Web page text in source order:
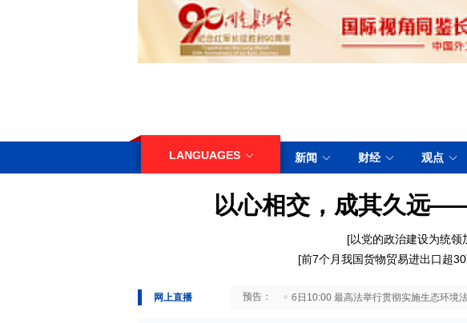
LANGUAGES 新闻 财经 观点
以心相交，成其久远
[以党的政治建设为统领
[前7个月我国货物贸易进出口超
网上直播
29日10:00 国务院台湾事务办公室7月29日举行新闻发布会 6日10:00 最高法举行贯彻实施生态环境